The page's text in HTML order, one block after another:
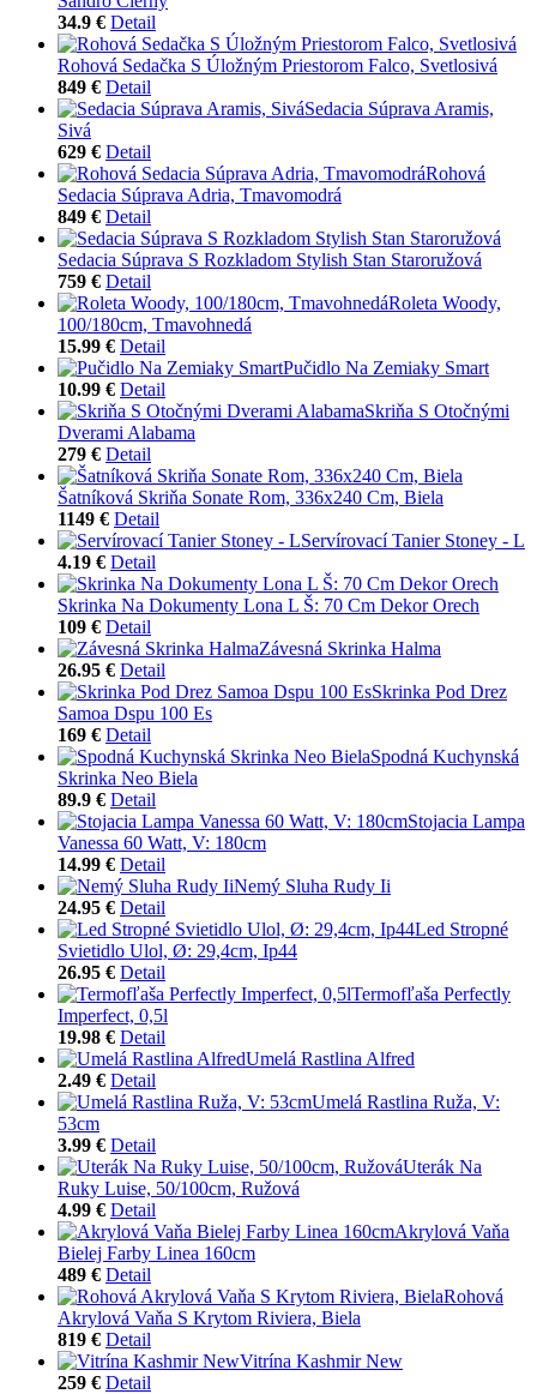
34.9 € Detail
Rohová Sedačka S Úložným Priestorom Falco, Svetlosivá
849 € Detail
Sedacia Súprava Aramis,
Sivá
629 € Detail
Rohová
Sedacia Súprava Adria, Tmavomodrá
849 € Detail
Sedacia Súprava S Rozkladom Stylish Stan Staroružová
759 € Detail
Roleta Woody,
100/180cm, Tmavohnedá
15.99 € Detail
Pučidlo Na Zemiaky Smart
10.99 € Detail
Skriňa S Otočnými
Dverami Alabama
279 € Detail
Šatníková Skriňa Sonate Rom, 336x240 Cm, Biela
1149 € Detail
Servírovací Tanier Stoney - L
4.19 € Detail
Skrinka Na Dokumenty Lona L Š: 70 Cm Dekor Orech
109 € Detail
Závesná Skrinka Halma
26.95 € Detail
Skrinka Pod Drez
Samoa Dspu 100 Es
169 € Detail
Spodná Kuchynská
Skrinka Neo Biela
89.9 € Detail
Stojacia Lampa
Vanessa 60 Watt, V: 180cm
14.99 € Detail
Nemý Sluha Rudy Ii
24.95 € Detail
Led Stropné
Svietidlo Ulol, Ø: 29,4cm, Ip44
26.95 € Detail
Termofľaša Perfectly
Imperfect, 0,5l
19.98 € Detail
Umelá Rastlina Alfred
2.49 € Detail
Umelá Rastlina Ruža, V:
53cm
3.99 € Detail
Uterák Na
Ruky Luise, 50/100cm, Ružová
4.99 € Detail
Akrylová Vaňa
Bielej Farby Linea 160cm
489 € Detail
Rohová
Akrylová Vaňa S Krytom Riviera, Biela
819 € Detail
Vitrína Kashmir New
259 € Detail